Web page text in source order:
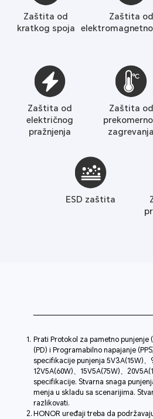
Zaštita od
kratkog spoja
Zaštita od
Zaštita od
električnog
pražnjenja
Zaštita od
zagrevanja
ESD zaštita
Prati Protokol za pametno punjenje
(PD) i Programabilno napajanje
specifikacije punjenja 5V3A(15W)、
12V5A(60W)、15V5A(75W)、
specifikacije. Stvarna snaga
menja u skladu sa scenarijima.
razlikovati.
HONOR uređaji treba da